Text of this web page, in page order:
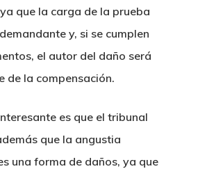
que la carga de la prueba
y, si se cumplen
el autor del daño será
de la compensación.
es que el tribunal
que la angustia
una forma de daños, ya que